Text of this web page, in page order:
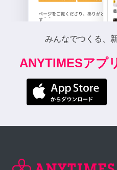
みんなでつくる、
ANYTIMESアプ